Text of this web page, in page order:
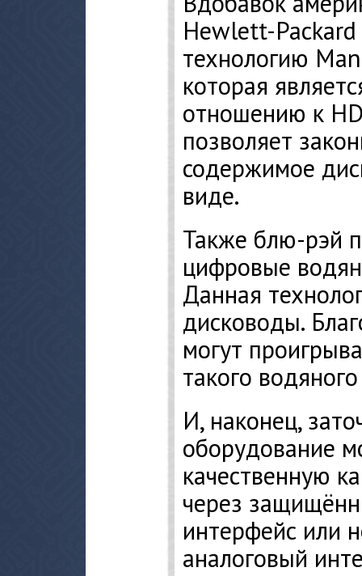
Hewlett-Packard
технологию
которая
отношению к
позволяет
содержимое
виде.
Также блю-рэй
цифровые
Данная
дисководы.
могут
такого
И, наконец,
оборудование
качественную
через
интерфейс или
аналоговый